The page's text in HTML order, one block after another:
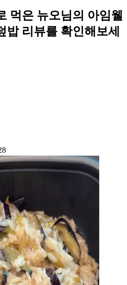
먹은 뉴오님의 아임웰
밥 리뷰를 확인해보세